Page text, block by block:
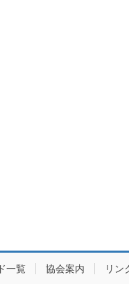
一覧 協会案内 リン